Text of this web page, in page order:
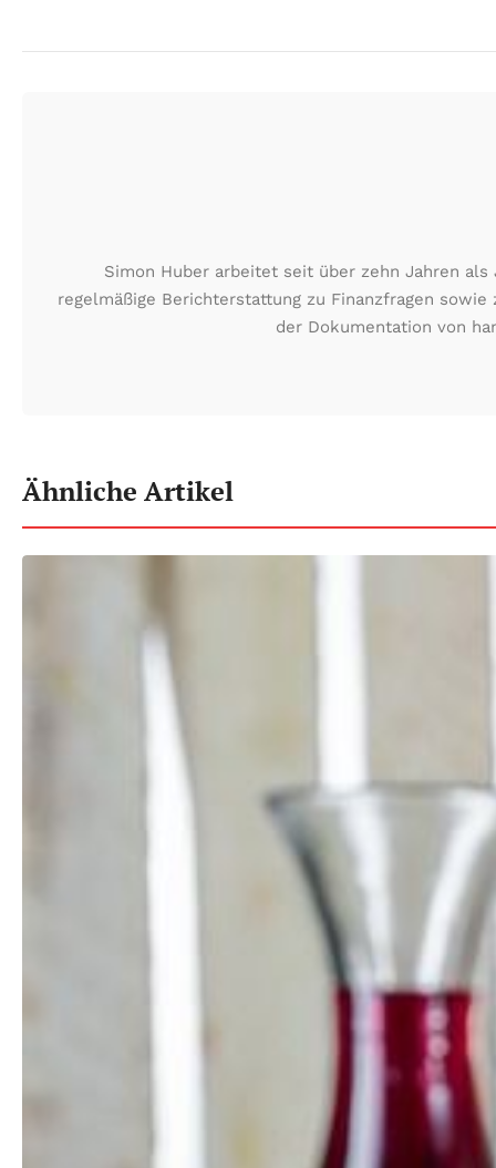
Simon Huber arbeitet seit über zehn Jahren
regelmäßige Berichterstattung zu Finanzfragen
der Dokumentation von
Ähnliche Artikel